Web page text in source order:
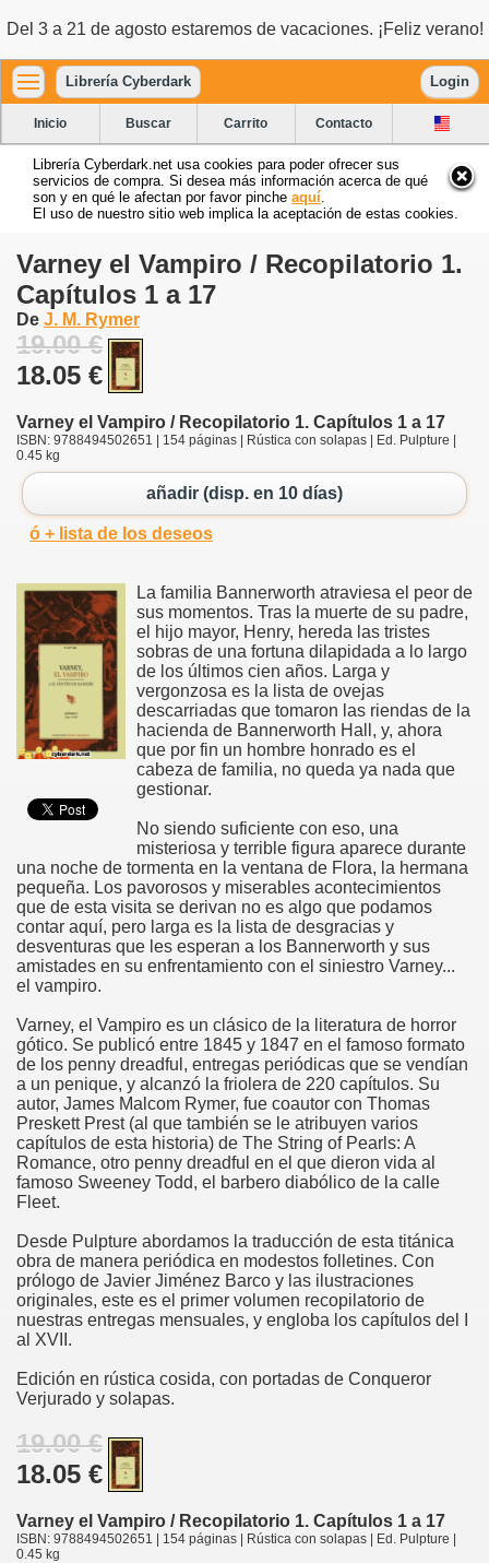
Del 3 a 21 de agosto estaremos de vacaciones. ¡Feliz verano!
Librería Cyberdark Login
Inicio Buscar Carrito Contacto
Librería Cyberdark.net usa cookies para poder ofrecer sus
servicios de compra. Si desea más información acerca de qué
son y en qué le afectan por favor pinche aquí
El uso de nuestro sitio web implica la aceptación de estas cookies.
Varney el Vampiro / Recopilatorio 1.
Capítulos 1 a 17
De J. M. Rymer
19.00 €
18.05 €
Varney el Vampiro / Recopilatorio 1. Capítulos 1 a 17
ISBN: 9788494502651 | 154 páginas | Rústica con solapas | Ed. Pulpture |
0.45 kg
añadir (disp. en 10 días)
ó + lista de los deseos
La familia Bannerworth atraviesa el peor de
sus momentos. Tras la muerte de su padre,
el hijo mayor, Henry, hereda las tristes
sobras de una fortuna dilapidada a lo largo
de los últimos cien años. Larga y
vergonzosa es la lista de ovejas
descarriadas que tomaron las riendas de la
hacienda de Bannerworth Hall, y, ahora
que por fin un hombre honrado es el
cabeza de familia, no queda ya nada que
gestionar.
No siendo suficiente con eso, una
misteriosa y terrible figura aparece durante
una noche de tormenta en la ventana de Flora, la hermana
pequeña. Los pavorosos y miserables acontecimientos
que de esta visita se derivan no es algo que podamos
contar aquí, pero larga es la lista de desgracias y
desventuras que les esperan a los Bannerworth y sus
amistades en su enfrentamiento con el siniestro Varney...
el vampiro.
Varney, el Vampiro es un clásico de la literatura de horror
gótico. Se publicó entre 1845 y 1847 en el famoso formato
de los penny dreadful, entregas periódicas que se vendían
a un penique, y alcanzó la friolera de 220 capítulos. Su
autor, James Malcom Rymer, fue coautor con Thomas
Preskett Prest (al que también se le atribuyen varios
capítulos de esta historia) de The String of Pearls: A
Romance, otro penny dreadful en el que dieron vida al
famoso Sweeney Todd, el barbero diabólico de la calle
Fleet.
Desde Pulpture abordamos la traducción de esta titánica
obra de manera periódica en modestos folletines. Con
prólogo de Javier Jiménez Barco y las ilustraciones
originales, este es el primer volumen recopilatorio de
nuestras entregas mensuales, y engloba los capítulos del I
al XVII.
Edición en rústica cosida, con portadas de Conqueror
Verjurado y solapas.
19.00 €
18.05 €
Varney el Vampiro / Recopilatorio 1. Capítulos 1 a 17
ISBN: 9788494502651 | 154 páginas | Rústica con solapas | Ed. Pulpture |
0.45 kg